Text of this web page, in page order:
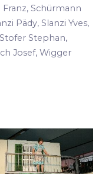
Schürmann
Pädy, Slanzi Yves,
Stephan,
Josef, Wigger